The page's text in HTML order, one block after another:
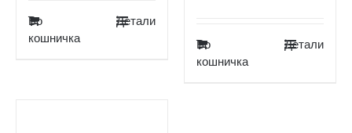
Во
кошничка
Детали
Во
кошничка
Детали